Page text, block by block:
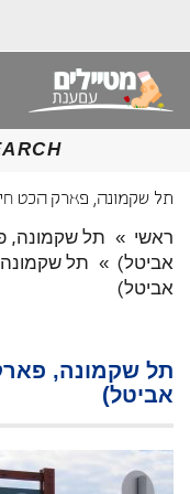
תל שקמונה, פארק הכט
ראשי » תל שקמונה,
אביטל) » תל
אביטל)
תל שקמונה,
אביטל)